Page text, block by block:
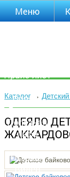
Каталог→
ОДЕЯЛО
Меню
Прайс-лист
Оплата
Доставка
Полезная
инфа
Отзывы
Видео